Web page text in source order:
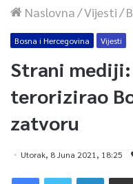
Naslovna/Vijesti/
Bosna i Hercegovina Vijesti
Strani
terorizirao
zatvoru
Utorak, 8 Juna 2021, 18:25